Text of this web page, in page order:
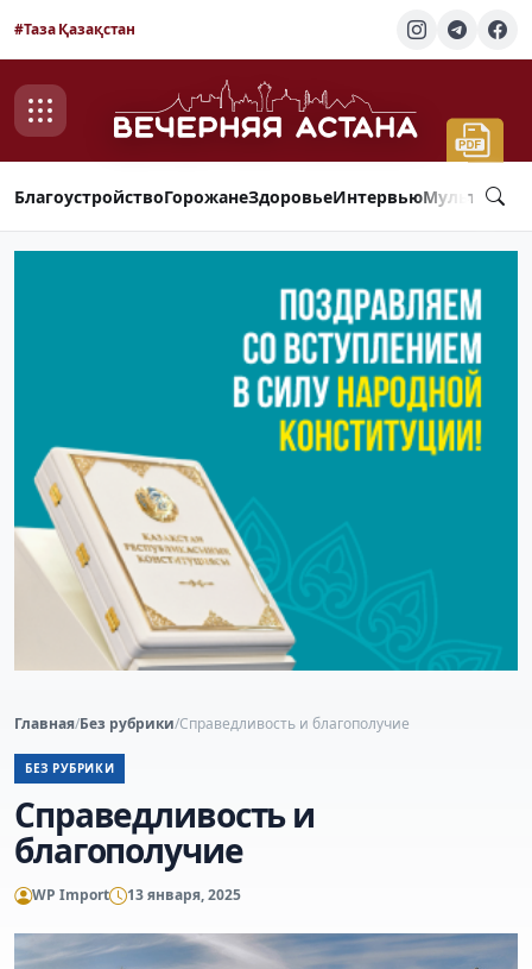
#Таза Қазақстан
БлагоустройствоГорожанеЗдоровьеИнтервью
Главная/Без рубрики/Справедливость и благополучие
БЕЗ РУБРИКИ
Справедливость и
благополучие
WP Import 13 января, 2025